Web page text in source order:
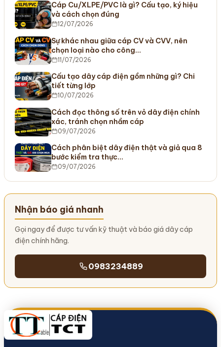
Cáp Cu/XLPE/PVC là gì? Cấu tạo, ký hiệu
và cách chọn đúng
12/07/2026
Sự khác nhau giữa cáp CV và CVV, nên
chọn loại nào cho công…
11/07/2026
Cấu tạo dây cáp điện gồm những gì? Chi
tiết từng lớp
10/07/2026
Cách đọc thông số trên vỏ dây điện chính
xác, tránh chọn nhầm cáp
09/07/2026
Cách phân biệt dây điện thật và giả qua 8
bước kiểm tra thực…
09/07/2026
Nhận báo giá nhanh
Gọi ngay để được tư vấn kỹ thuật và báo giá dây cáp
điện chính hãng.
0983234889